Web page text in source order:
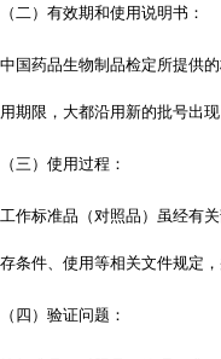
（二）有效期和使用说明书：
中国药品生物制品检定所提供
用期限，大都沿用新的批号出
（三）使用过程：
工作标准品（对照品）虽经有
存条件、使用等相关文件规定，
（四）验证问题：